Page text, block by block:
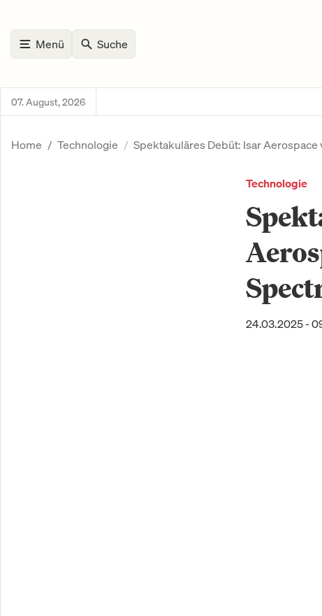
Menü Suche
07. August, 2026
Home Technologie Spektakuläres Debüt: Isar
Technologie
24.03.2025 -